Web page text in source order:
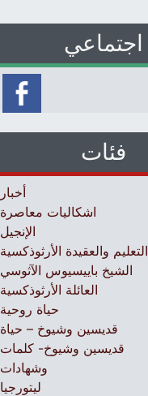
اجتماعي
فئات
أخبار
اشكاليات معاصرة
الإنجيل
التعليم والعقيدة الأرثوذكسية
الشيخ باييسيوس الآثوسي
العائلة الأرثوذكسية
حياة روحية
قديسين وشيوخ – حياة
قديسين وشيوخ- كلمات
وشهادات
ليتورجيا